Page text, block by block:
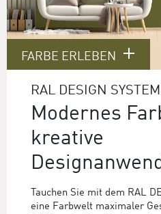
FARBE ERLEBEN
RAL DESIGN SYSTEM
Modernes
kreative
Tauchen Sie mit dem RAL
eine Farbwelt maximaler